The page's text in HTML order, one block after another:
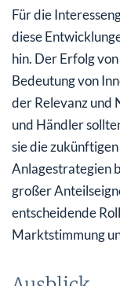
Für die
diese
hin. Der Erfolg
Bedeutung von
der Relevanz und
und Händler
sie die
Anlagestrategien
großer
entscheidende
Marktstimmung